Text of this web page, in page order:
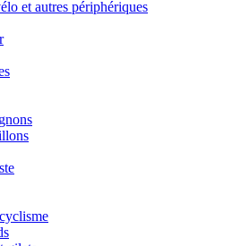
et autres périphériques